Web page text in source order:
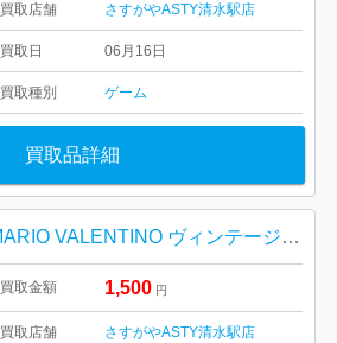
買取店舗 さすがやASTY清水駅店
買取日 06月16日
買取種別 ゲーム
買取品詳細
MARIO VALENTINO ヴィンテージ トライアングル コインケース
買取金額 1,500 円
買取店舗 さすがやASTY清水駅店